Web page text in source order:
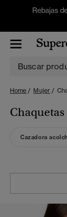
Rebajas
Home Mujer
Cazadora